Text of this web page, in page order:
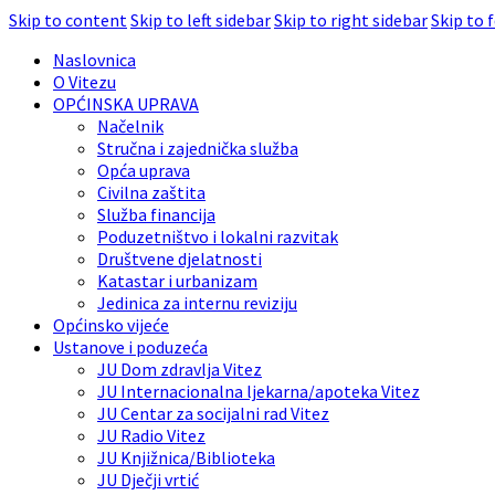
Skip to contentSkip to left sidebarSkip to right sidebarSkip to
Naslovnica
O Vitezu
OPĆINSKA UPRAVA
Načelnik
Stručna i zajednička služba
Opća uprava
Civilna zaštita
Služba financija
Poduzetništvo i lokalni razvitak
Društvene djelatnosti
Katastar i urbanizam
Jedinica za internu reviziju
Općinsko vijeće
Ustanove i poduzeća
JU Dom zdravlja Vitez
JU Internacionalna ljekarna/apoteka Vitez
JU Centar za socijalni rad Vitez
JU Radio Vitez
JU Knjižnica/Biblioteka
JU Dječji vrtić